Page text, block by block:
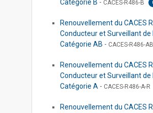
Catégorie B - CACES-R486-B
Renouvellement du CACES
Conducteur et Surveillant de
Catégorie AB - CACES-R486-
Renouvellement du CACES
Conducteur et Surveillant de
Catégorie A - CACES-R486-A-R
Renouvellement du CACES